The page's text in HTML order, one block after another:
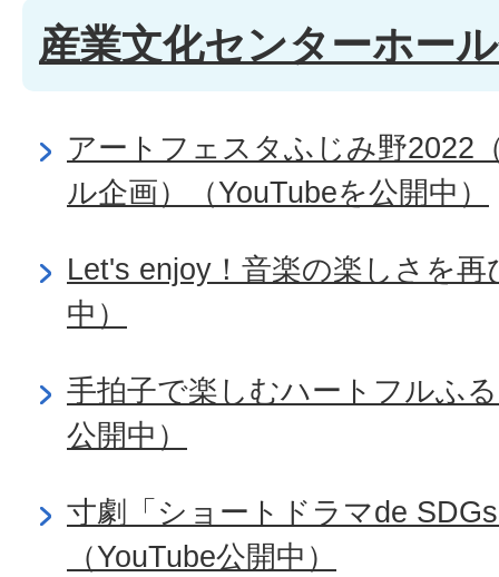
産業文化センターホー
アートフェスタふじみ野2022
ル企画）（YouTubeを公開中）
Let's enjoy！音楽の楽しさを再
中）
手拍子で楽しむハートフルふ
公開中）
寸劇「ショートドラマde
（YouTube公開中）